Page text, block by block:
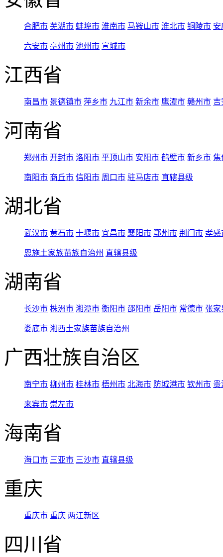
合肥市 芜湖市 蚌埠市 淮南市 马鞍山市 淮北市 铜陵市 安
六安市 亳州市 池州市 宣城市
江西省
南昌市 景德镇市 萍乡市 九江市 新余市 鹰潭市 赣州市 吉
河南省
郑州市 开封市 洛阳市 平顶山市 安阳市 鹤壁市 新乡市 焦
南阳市 商丘市 信阳市 周口市 驻马店市 直辖县级
湖北省
武汉市 黄石市 十堰市 宜昌市 襄阳市 鄂州市 荆门市 孝感
恩施土家族苗族自治州 直辖县级
湖南省
长沙市 株洲市 湘潭市 衡阳市 邵阳市 岳阳市 常德市 张家
娄底市 湘西土家族苗族自治州
广西壮族自治区
南宁市 柳州市 桂林市 梧州市 北海市 防城港市 钦州市 贵
来宾市 崇左市
海南省
海口市 三亚市 三沙市 直辖县级
重庆
重庆市 重庆 两江新区
四川省